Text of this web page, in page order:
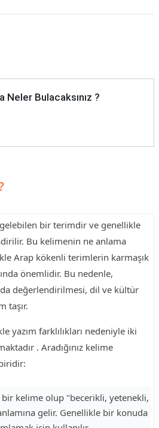
Neler Bulacaksınız ?
bir terimdir ve genellikle
Bu kelimenin ne anlama
Arap kökenli terimlerin karmaşık
önemlidir. Bu nedenle,
değerlendirilmesi, dil ve kültür
taşır.
yazım farklılıkları nedeniyle iki
. Aradığınız kelime
kelime olup "becerikli, yetenekli,
gelir. Genellikle bir konuda